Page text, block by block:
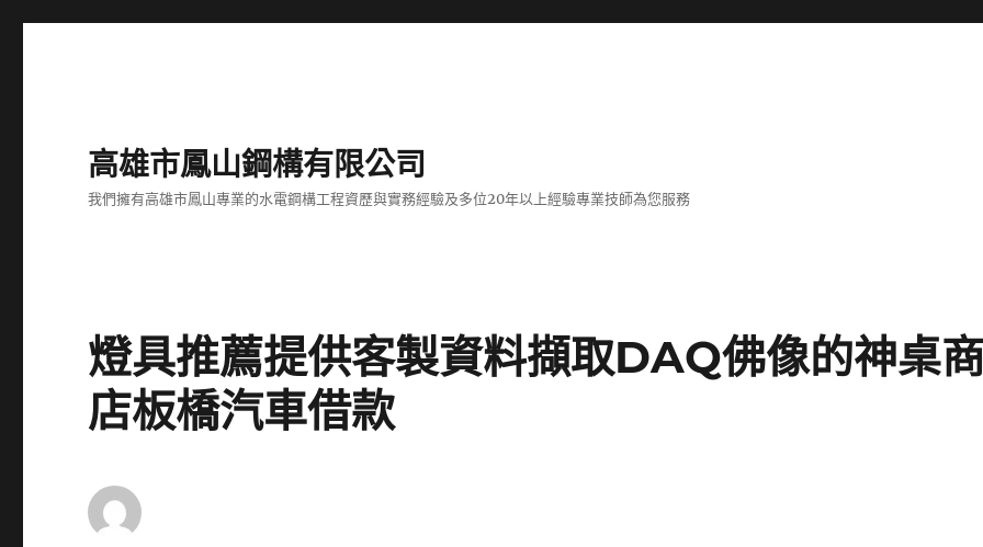
高雄市鳳山鋼構有限公司
我們擁有高雄市鳳山專業的水電鋼構工程資歷與實務經驗及多位20年以上經驗專業技師為您服務
燈具推薦提供客製資料擷取DAQ佛像的神桌
店板橋汽車借款